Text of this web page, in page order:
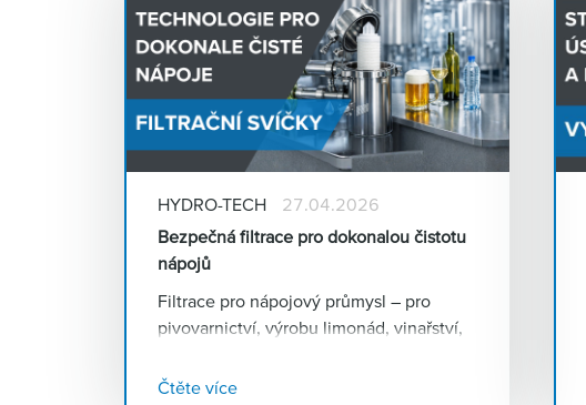
HYDRO-TECH
27.04.2026
Bezpečná filtrace pro dokonalou čistotu
nápojů
Filtrace pro nápojový průmysl – pro
pivovarnictví, výrobu limonád, vinařství,
drinky a všechna další nápojová odvětví.
Čtěte více